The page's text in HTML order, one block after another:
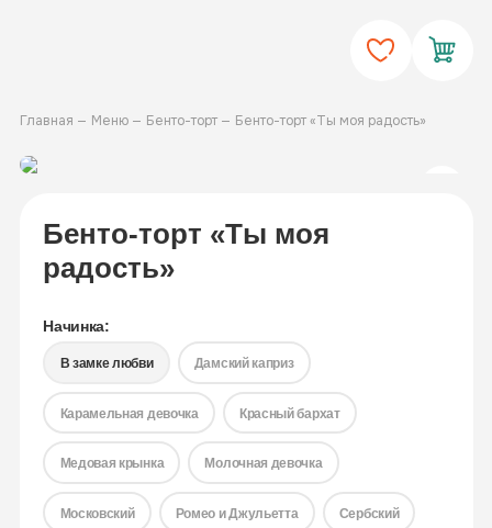
Главная Меню Бенто-торт Бенто-торт «Ты моя радость»
Бенто-торт «Ты моя
радость»
Начинка:
В замке любви Дамский каприз
Карамельная девочка Красный бархат
Медовая крынка Молочная девочка
Московский Ромео и Джульетта Сербский